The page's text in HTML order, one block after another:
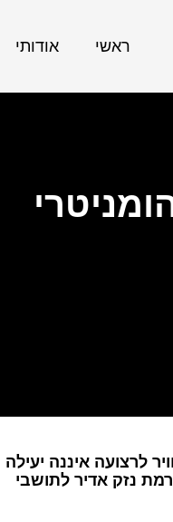
ראשי אודותי
לרצועה איננה יעילה
נזק אדיר לתושבי